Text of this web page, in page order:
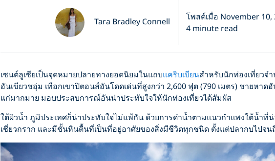
Tara Bradley Connell
โพสต์เมื่อ November 10,
4 minute read
เซนต์ลูเซียเป็นจุดหมายปลายทางยอดนิยมในแถบแคริบเบียนสำหรับนักท่องเที่ยวจ
อันเขียวชอุ่ม เทือกเขาปิตอนส์อันโดดเด่นที่สูงกว่า 2,600 ฟุต (790 เมตร) ชายหาด
แก่มากมาย มอบประสบการณ์อันน่าประทับใจให้นักท่องเที่ยวได้สัมผัส
ใต้ผิวน้ำ ภูมิประเทศก็น่าประทับใจไม่แพ้กัน ด้วยการดำน้ำตามแนวกำแพงใต้น้ำที่
เชี่ยวกราก และมีชั้นหินตื้นที่เป็นที่อยู่อาศัยของสิ่งมีชีวิตทุกชนิด ตั้งแต่ปลากบไปจน